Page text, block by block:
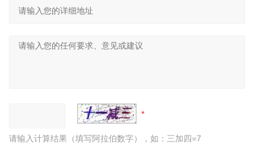
请输入计算结果（填写阿拉伯数字），如：三加四=7